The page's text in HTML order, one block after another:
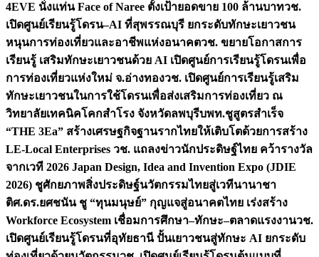
4EVE นั่งแท่น Face of Naree ตั้งเป้ายอดขาย 100 ล้านบาทวช.
เปิดศูนย์เรียนรู้โดรน–AI ที่สุพรรณบุรี ยกระดับทักษะเยาวชน
หนุนการท่องเที่ยวและอาชีพแห่งอนาคตวช. ขยายโอกาสการ
เรียนรู้ เสริมทักษะเยาวชนด้วย AI เปิดศูนย์การเรียนรู้โดรนเพื่อ
การท่องเที่ยวแห่งใหม่ จ.อ่างทองวช. เปิดศูนย์การเรียนรู้เสริม
ทักษะเยาวชนในการใช้โดรนเพื่อส่งเสริมการท่องเที่ยว ณ
วิทยาลัยเทคนิคโคกสำโรง จังหวัดลพบุรีบพท.ชูสูตรสำเร็จ
“THE 3Ea” สร้างเศรษฐกิจฐานรากไทยให้เติบโตด้วยการสร้าง
LE-Local Enterprises วช. แถลงข่าวนักประดิษฐ์ไทย คว้ารางวัล
จากเวที 2026 Japan Design, Idea and Invention Expo (JDIE
2026) ชูศักยภาพสิ่งประดิษฐ์นวัตกรรมไทยสู่เวทีนานาชา
ติศ.ดร.ยศชนัน ชู “ทุนมนุษย์” กุญแจสู่อนาคตไทย เร่งสร้าง
Workforce Ecosystem เชื่อมการศึกษา–ทักษะ–ตลาดแรงงานวช.
เปิดศูนย์เรียนรู้โดรนที่อุทัยธานี ปั้นเยาวชนสู่ทักษะ AI ยกระดับ